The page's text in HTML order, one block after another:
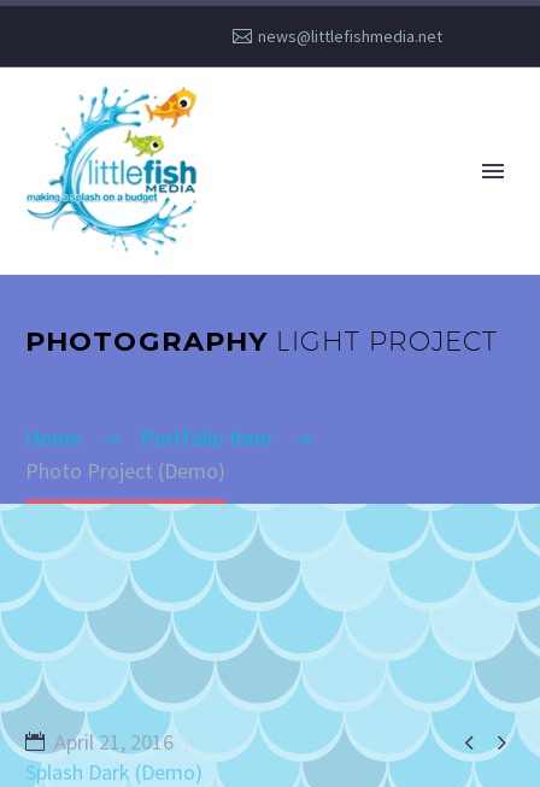
news@littlefishmedia.net
PHOTOGRAPHY LIGHT PROJECT
Home
Portfolio Item
Photo Project (Demo)
 
April 21, 2016
Splash Dark (Demo)